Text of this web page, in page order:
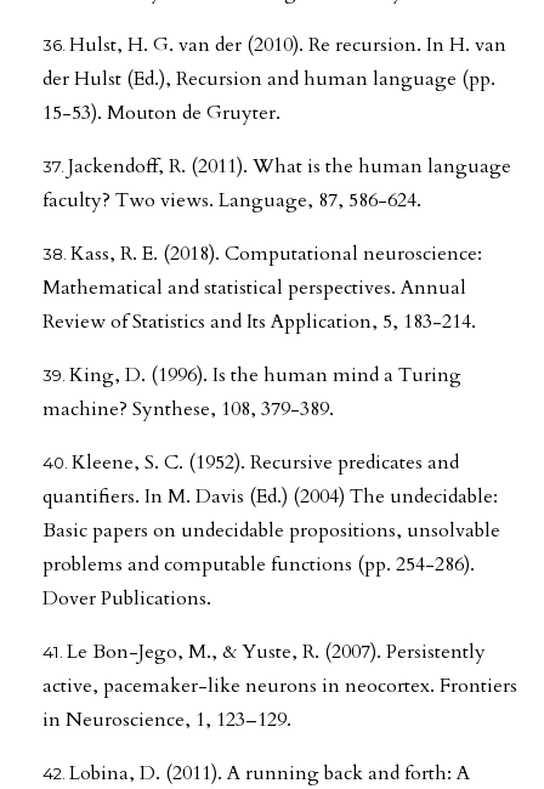
Hulst, H. G. van der (2010). Re recursion. In H. van
der Hulst (Ed.), Recursion and human language (pp.
15-53). Mouton de Gruyter.
Jackendoff, R. (2011). What is the human language
faculty? Two views. Language, 87, 586-624.
Kass, R. E. (2018). Computational neuroscience:
Mathematical and statistical perspectives. Annual
Review of Statistics and Its Application, 5, 183-214.
King, D. (1996). Is the human mind a Turing
machine? Synthese, 108, 379-389.
Kleene, S. C. (1952). Recursive predicates and
quantifiers. In M. Davis (Ed.) (2004) The undecidable:
Basic papers on undecidable propositions, unsolvable
problems and computable functions (pp. 254-286).
Dover Publications.
Le Bon-Jego, M., & Yuste, R. (2007). Persistently
active, pacemaker-like neurons in neocortex. Frontiers
in Neuroscience, 1, 123–129.
Lobina, D. (2011). A running back and forth: A